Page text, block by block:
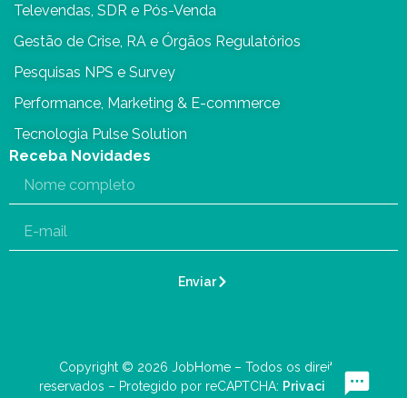
Televendas, SDR e Pós-Venda
Gestão de Crise, RA e Órgãos Regulatórios
Pesquisas NPS e Survey
Performance, Marketing & E-commerce
Tecnologia Pulse Solution
Receba Novidades
Enviar
Copyright © 2026 JobHome – Todos os direitos
reservados – Protegido por reCAPTCHA: Privacidade–